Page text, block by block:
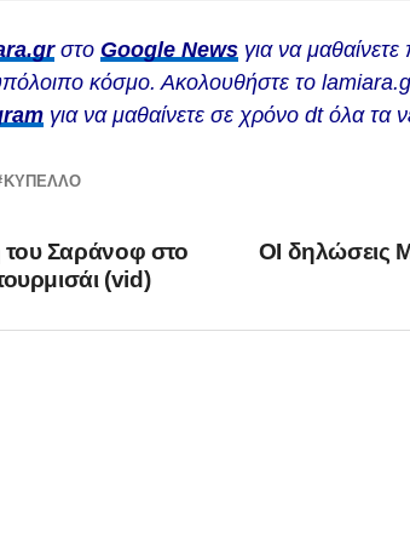
στο Google News για να
κόσμο. Ακολουθήστε το
για να μαθαίνετε σε χρόνο dt όλα τα
ΚΎΠΕΛΛΟ
OΙ δηλώσεις
Σαράνοφ στο
(vid)